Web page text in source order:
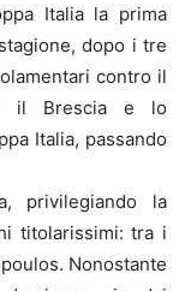
Italia la prima
dopo i tre
contro il
il Brescia e lo
Italia, passando
privilegiando la
titolarissimi: tra i
Nonostante